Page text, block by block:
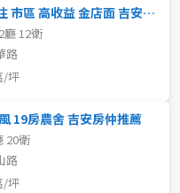
三角窗精華區店住 市區 高收益 金店面 吉安房仲推薦
廳 12衛
路
/坪
19房農舍 吉安房仲推薦
20衛
路
/坪